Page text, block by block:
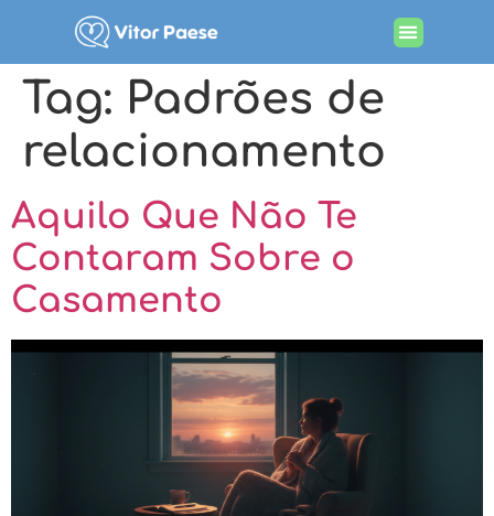
Tag: Padrões de
relacionamento
Aquilo Que Não Te
Contaram Sobre o
Casamento